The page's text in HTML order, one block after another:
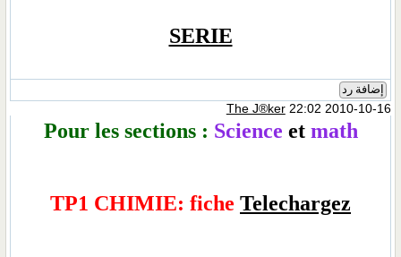
SERIE
إضافة رد
The J®ker22:02 2010-10-16
Pour les sections : Science etmath
TP1 CHIMIE: fiche Telechargez